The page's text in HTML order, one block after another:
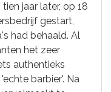
jaar later, op 18
gestart,
had behaald. Al
het zeer
authentieks
barbier'. Na